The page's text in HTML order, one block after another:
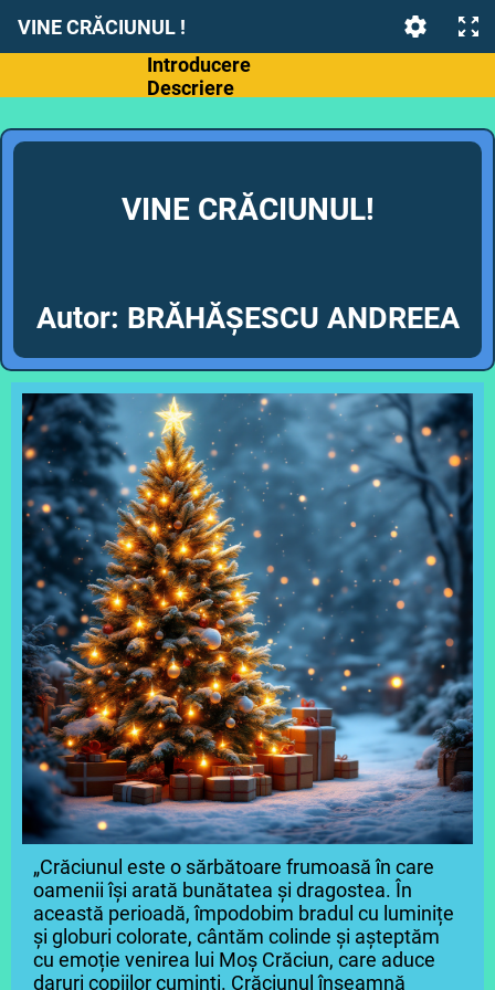
VINE CRĂCIUNUL !
Introducere
Descriere
Obiective operaționale
VINE CRĂCIUNUL!
Autor: BRĂHĂȘESCU ANDREEA
„Crăciunul este o sărbătoare frumoasă în care
oamenii își arată bunătatea și dragostea. În
această perioadă, împodobim bradul cu luminițe
și globuri colorate, cântăm colinde și așteptăm
cu emoție venirea lui Moș Crăciun, care aduce
daruri copiilor cuminți. Crăciunul înseamnă